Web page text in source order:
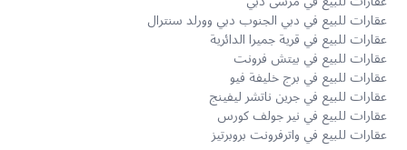
عقارات للبيع في دبي الجنوب دبي وورلد سنترال
عقارات للبيع في قرية جميرا الدائرية
عقارات للبيع في بيتش فرونت
عقارات للبيع في برج خليفة فيو
عقارات للبيع في جرين ناتشر ليفينج
عقارات للبيع في نير جولف كورس
عقارات للبيع في واترفرونت بروبرتيز